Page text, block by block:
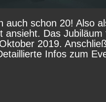
auch schon 20! Also
Das
2019.
Infos zum